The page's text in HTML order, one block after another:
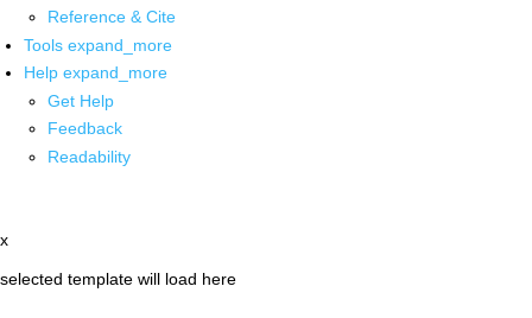
Reference & Cite
Tools expand_more
Help expand_more
Get Help
Feedback
Readability
x
selected template will load here